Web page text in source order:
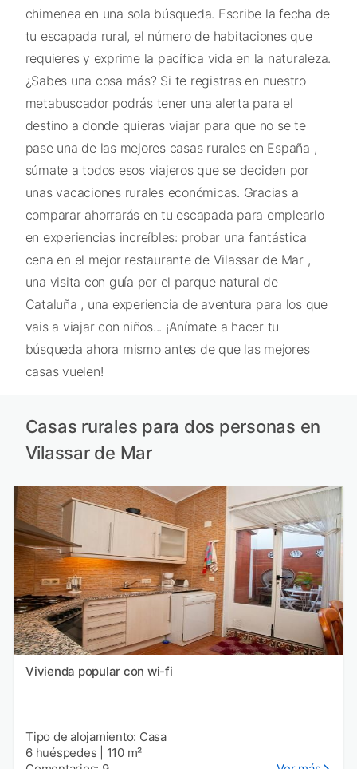
chimenea en una sola búsqueda. Escribe la fecha de
tu escapada rural, el número de habitaciones que
requieres y exprime la pacífica vida en la naturaleza.
¿Sabes una cosa más? Si te registras en nuestro
metabuscador podrás tener una alerta para el
destino a donde quieras viajar para que no se te
pase una de las mejores casas rurales en España ,
súmate a todos esos viajeros que se deciden por
unas vacaciones rurales económicas. Gracias a
comparar ahorrarás en tu escapada para emplearlo
en experiencias increíbles: probar una fantástica
cena en el mejor restaurante de Vilassar de Mar ,
una visita con guía por el parque natural de
Cataluña , una experiencia de aventura para los que
vais a viajar con niños... ¡Anímate a hacer tu
búsqueda ahora mismo antes de que las mejores
casas vuelen!
Casas rurales para dos personas en
Vilassar de Mar
Vivienda popular con wi-fi
Tipo de alojamiento: Casa
6 huéspedes
110 m²